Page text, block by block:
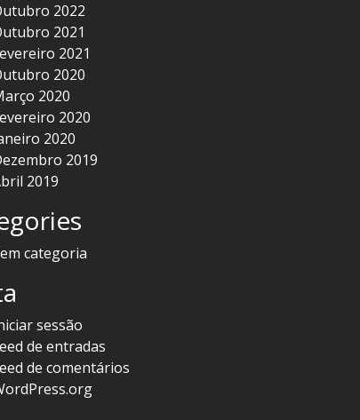
2022
2021
2021
2020
2020
2020
2020
2019
2019
categoria
sessão
de entradas
de comentários